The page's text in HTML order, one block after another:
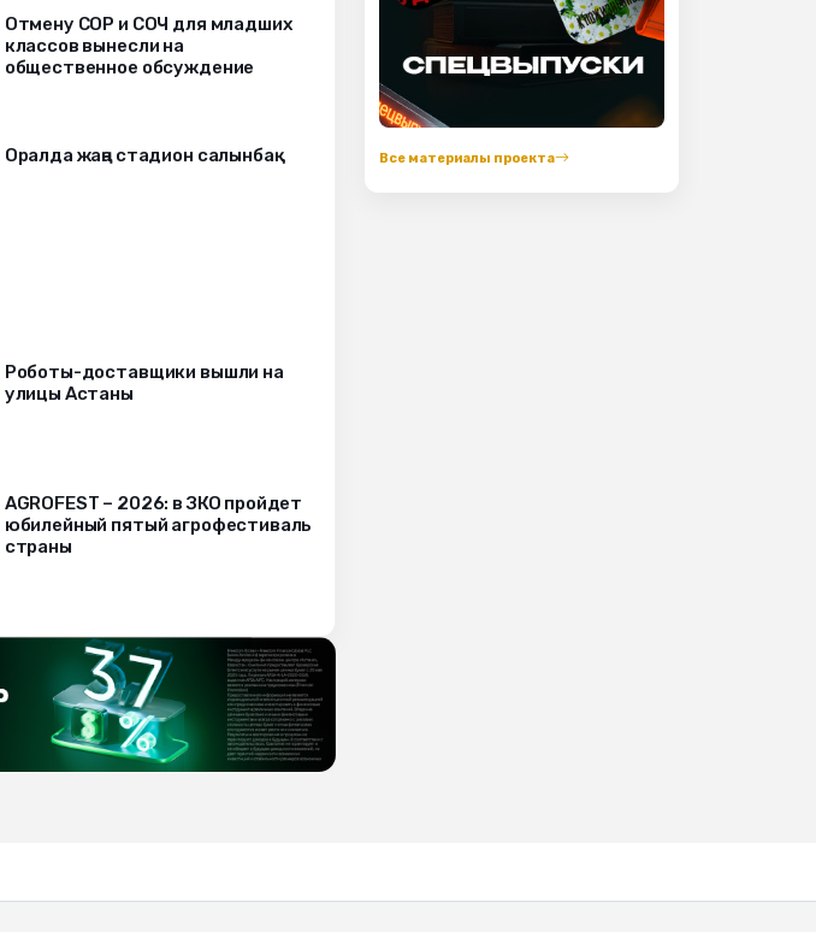
Отмену СОР и СОЧ для младших
классов вынесли на
общественное обсуждение
Оралда жаңа стадион салынбақ
Роботы-доставщики вышли на
улицы Астаны
AGROFEST – 2026: в ЗКО пройдет
юбилейный пятый агрофестиваль
страны
Все материалы проекта